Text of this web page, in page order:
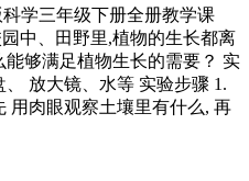
学三年级下册全册教学课
中、田野里,植物的生长都离
够满足植物生长的需要？ 实
放大镜、水等 实验步骤 1.
用肉眼观察土壤里有什么, 再